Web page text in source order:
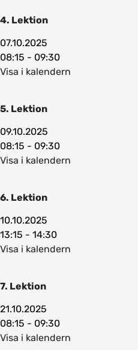
4. Lektion
07.10.2025
08:15 - 09:30
Visa i kalendern
5. Lektion
09.10.2025
08:15 - 09:30
Visa i kalendern
6. Lektion
10.10.2025
13:15 - 14:30
Visa i kalendern
7. Lektion
21.10.2025
08:15 - 09:30
Visa i kalendern